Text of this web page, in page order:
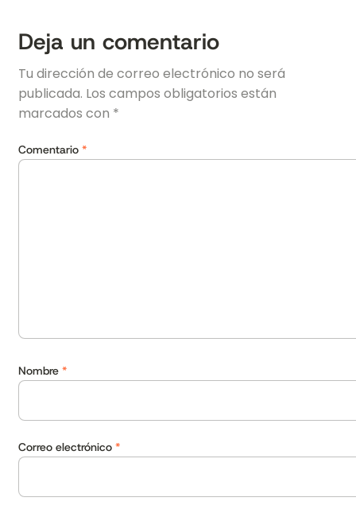
Deja un comentario
Tu dirección de correo electrónico no será
publicada. Los campos obligatorios están
marcados con *
Comentario *
Nombre *
Correo electrónico *